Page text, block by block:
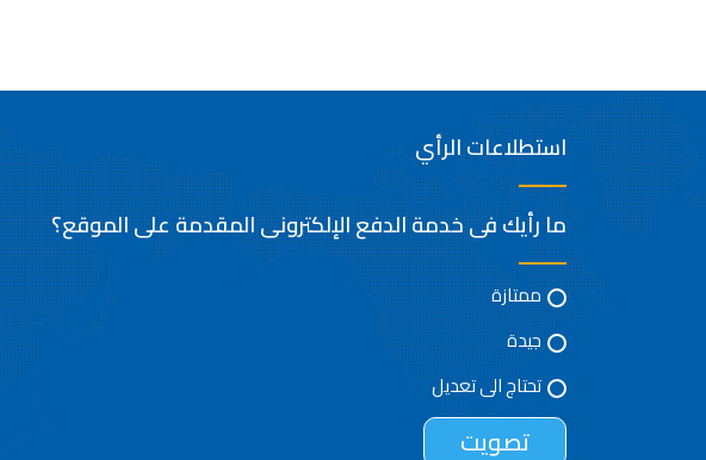
استطلاعات الرأي
ما رأيك فى خدمة الدفع الإلكترونى المقدمة على الموقع؟
ممتازة
جيدة
تحتاج الى تعديل